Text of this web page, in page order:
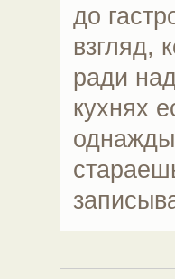
до
взгляд,
ради
кухнях